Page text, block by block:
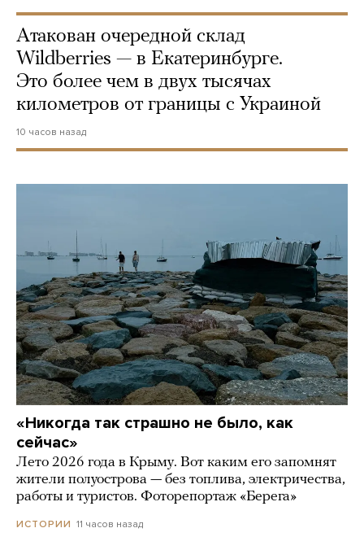
Атакован очередной склад
Wildberries — в Екатеринбурге.
Это более чем в двух тысячах
километров от границы с Украиной
10 часов назад
«Никогда так страшно не было, как
сейчас»
Лето 2026 года в Крыму. Вот каким его запомнят
жители полуострова — без топлива, электричества,
работы и туристов. Фоторепортаж «Берега»
ИСТОРИИ 11 часов назад